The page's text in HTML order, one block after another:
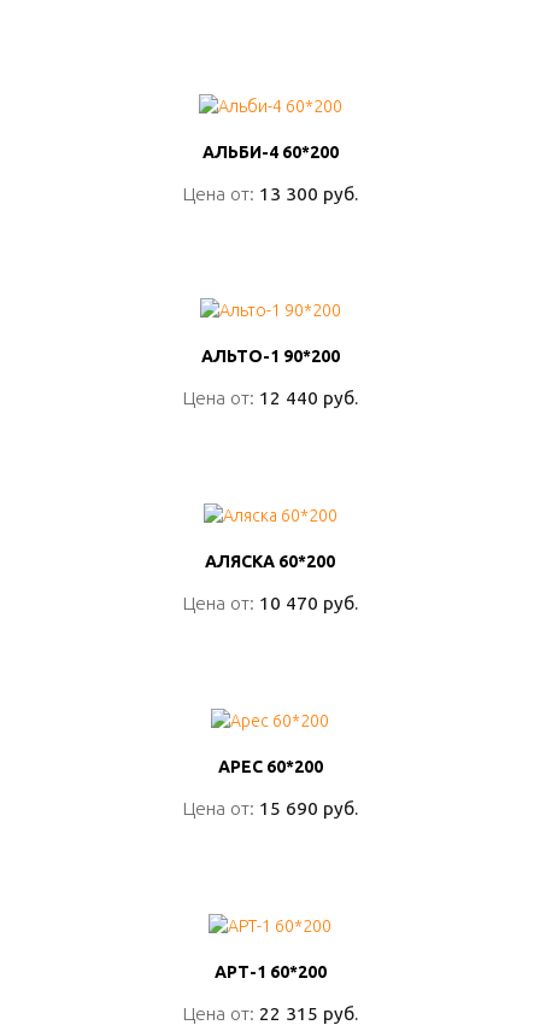
АЛЬБИ-4 60*200
Цена от: 13 300 руб.
АЛЬБИ-4 60*200
Цена от: 13 300 руб.
АЛЬТО-1 90*200
Цена от: 12 440 руб.
АЛЬТО-1 90*200
Цена от: 12 440 руб.
АЛЯСКА 60*200
Цена от: 10 470 руб.
АЛЯСКА 60*200
Цена от: 10 470 руб.
АРЕС 60*200
Цена от: 15 690 руб.
АРЕС 60*200
Цена от: 15 690 руб.
АРТ-1 60*200
Цена от: 22 315 руб.
АРТ-1 60*200
Цена от: 22 315 руб.